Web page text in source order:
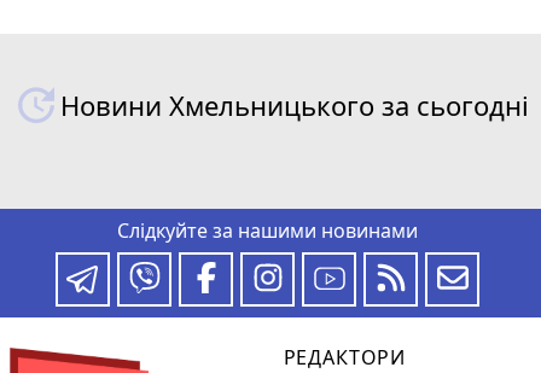
Новини Хмельницького за сьогодні
Слідкуйте за нашими новинами
РЕДАКТОРИ